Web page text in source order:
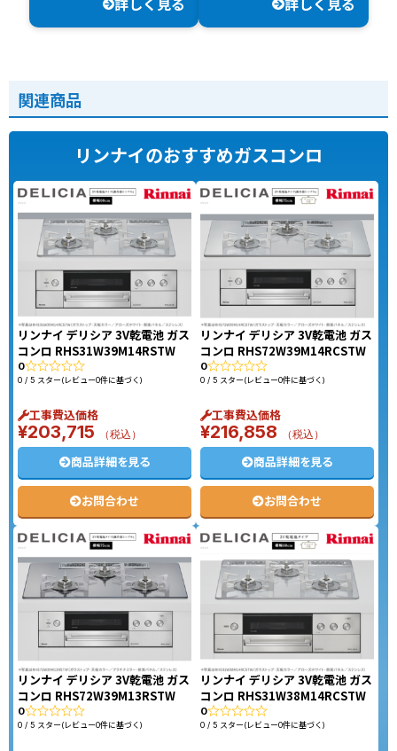
詳しく見る 詳しく見る
関連商品
リンナイのおすすめガスコンロ
リンナイ デリシア 3V乾電池 ガス
コンロ RHS31W39M14RSTW
0
0 / 5 スター(レビュー0件に基づく)
工事費込価格
¥203,715 （税込）
商品詳細を見る
お問合わせ
リンナイ デリシア 3V乾電池 ガス
コンロ RHS72W39M14RCSTW
0
0 / 5 スター(レビュー0件に基づく)
工事費込価格
¥216,858 （税込）
商品詳細を見る
お問合わせ
リンナイ デリシア 3V乾電池 ガス
コンロ RHS72W39M13RSTW
0
0 / 5 スター(レビュー0件に基づく)
リンナイ デリシア 3V乾電池 ガス
コンロ RHS31W38M14RCSTW
0
0 / 5 スター(レビュー0件に基づく)